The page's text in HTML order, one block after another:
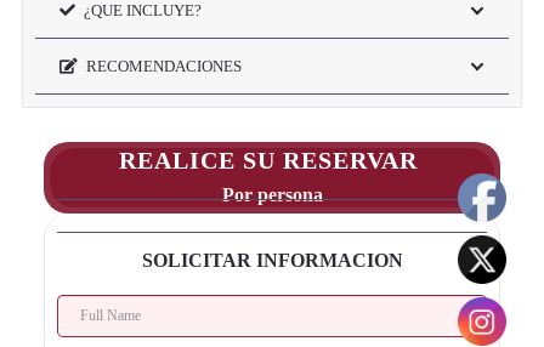
¿QUE INCLUYE?
RECOMENDACIONES
REALICE SU RESERVAR
Por persona
SOLICITAR INFORMACION